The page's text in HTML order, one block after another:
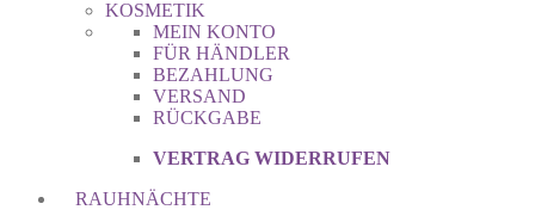
KOSMETIK
MEIN KONTO
FÜR HÄNDLER
BEZAHLUNG
VERSAND
RÜCKGABE
VERTRAG WIDERRUFEN
RAUHNÄCHTE